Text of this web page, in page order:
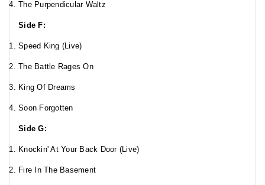
The Purpendicular Waltz
Side F:
Speed King (Live)
The Battle Rages On
King Of Dreams
Soon Forgotten
Side G:
Knockin' At Your Back Door (Live)
Fire In The Basement